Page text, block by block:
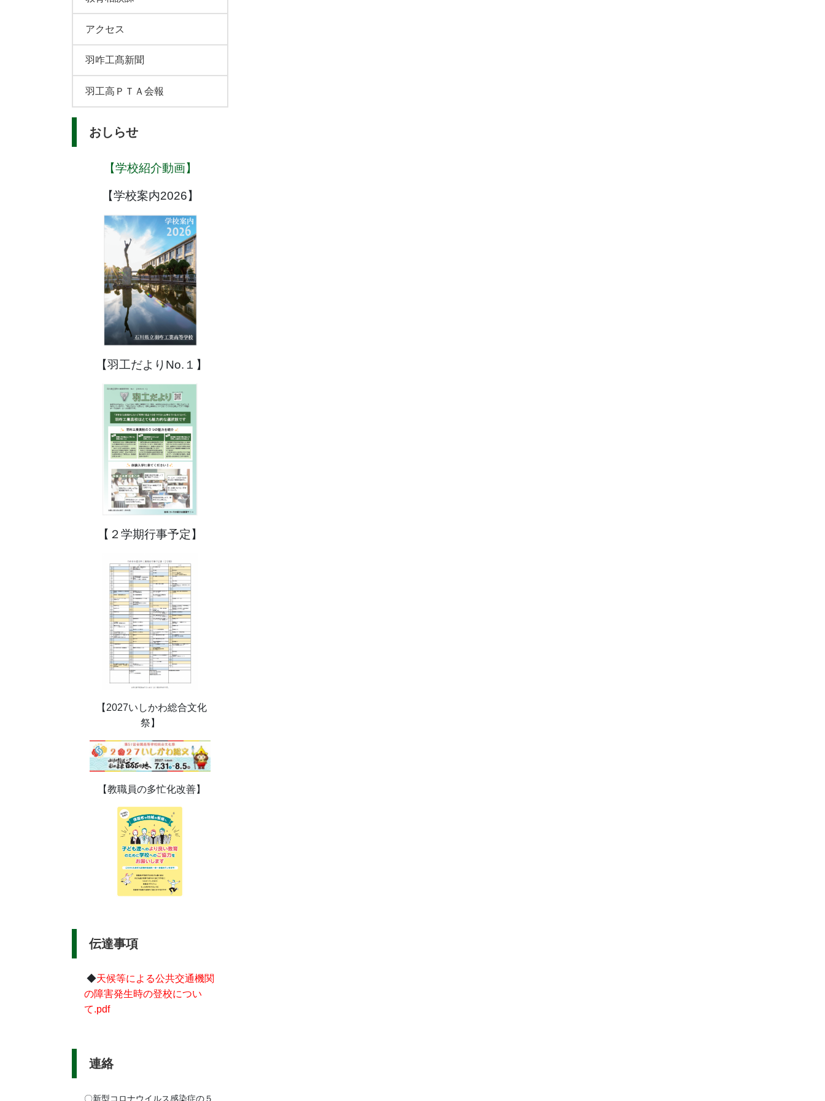
アクセス
羽咋工髙新聞
羽工高ＰＴＡ会報
おしらせ
【学校紹介動画】
【学校案内2026】
【羽工だよりNo.１】
【２学期行事予定】
【2027いしかわ総合文化
祭】
【教職員の多忙化改善】
伝達事項
◆天候等による公共交通機関
の障害発生時の登校につい
て.pdf
連絡
〇新型コロナウイルス感染症の５